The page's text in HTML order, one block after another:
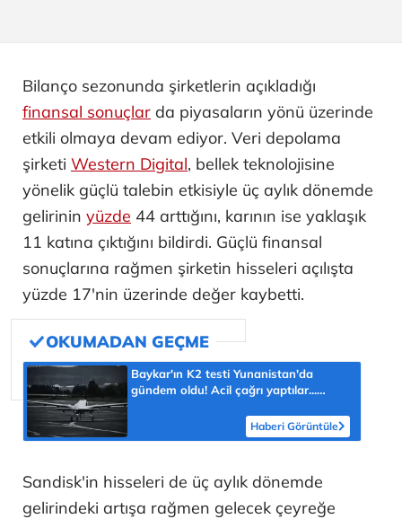
Bilanço sezonunda şirketlerin açıkladığı
finansal sonuçlar da piyasaların yönü üzerinde
etkili olmaya devam ediyor. Veri depolama
şirketi Western Digital, bellek teknolojisine
yönelik güçlü talebin etkisiyle üç aylık dönemde
gelirinin yüzde 44 arttığını, karının ise yaklaşık
11 katına çıktığını bildirdi. Güçlü finansal
sonuçlarına rağmen şirketin hisseleri açılışta
yüzde 17'nin üzerinde değer kaybetti.
Baykar'ın K2 testi Yunanistan'da
gündem oldu! Acil çağrı yaptılar...
Haberi Görüntüle
Sandisk'in hisseleri de üç aylık dönemde
gelirindeki artışa rağmen gelecek çeyreğe